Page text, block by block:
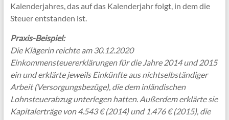
Kalenderjahres, das auf das Kalenderjahr folgt, in dem die
Steuer entstanden ist.
Praxis-Beispiel:
Die Klägerin reichte am 30.12.2020
Einkommensteuererklärungen für die Jahre 2014 und 2015
ein und erklärte jeweils Einkünfte aus nichtselbständiger
Arbeit (Versorgungsbezüge), die dem inländischen
Lohnsteuerabzug unterlegen hatten. Außerdem erklärte sie
Kapitalerträge von 4.543 € (2014) und 1.476 € (2015), die